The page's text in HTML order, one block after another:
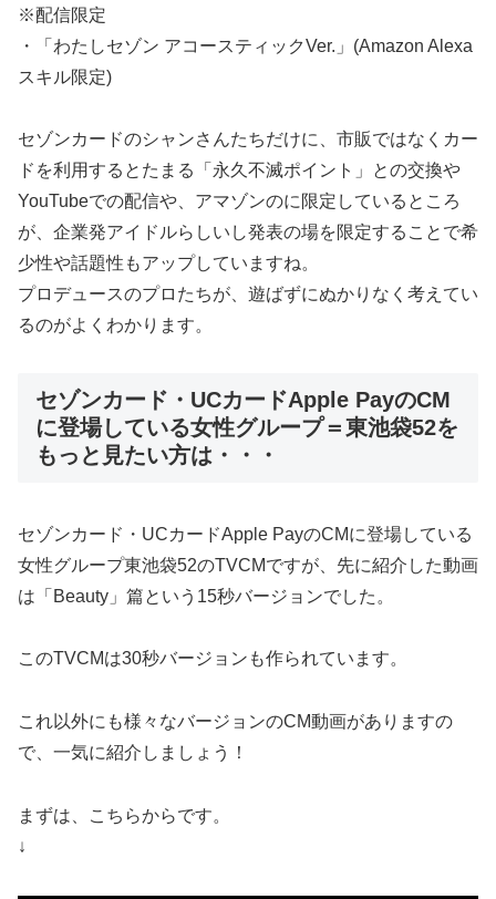
※配信限定
・「わたしセゾン アコースティックVer.」(Amazon Alexa
スキル限定)
セゾンカードのシャンさんたちだけに、市販ではなくカー
ドを利用するとたまる「永久不滅ポイント」との交換や
YouTubeでの配信や、アマゾンのに限定しているところ
が、企業発アイドルらしいし発表の場を限定することで希
少性や話題性もアップしていますね。
プロデュースのプロたちが、遊ばずにぬかりなく考えてい
るのがよくわかります。
セゾンカード・UCカードApple PayのCM
に登場している女性グループ＝東池袋52を
もっと見たい方は・・・
セゾンカード・UCカードApple PayのCMに登場している
女性グループ東池袋52のTVCMですが、先に紹介した動画
は「Beauty」篇という15秒バージョンでした。
このTVCMは30秒バージョンも作られています。
これ以外にも様々なバージョンのCM動画がありますの
で、一気に紹介しましょう！
まずは、こちらからです。
↓